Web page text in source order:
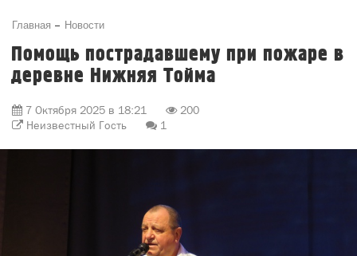
Главная Новости
Помощь пострадавшему при пожаре в
деревне Нижняя Тойма
7 Октября 2025 в 18:21
200
Неизвестный Гость
1